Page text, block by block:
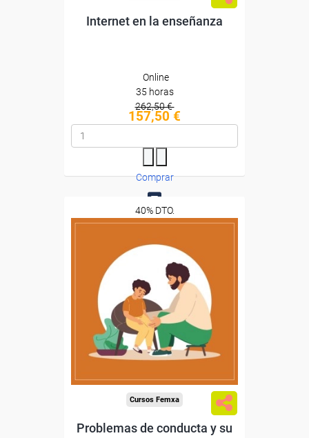
Internet en la enseñanza
Online
35 horas
262,50 €
157,50 €
Comprar
0
40% DTO.
Descuentos especiales
Sin requisitos de acceso
Diploma
Compra segura
Cursos Femxa
Problemas de conducta y su